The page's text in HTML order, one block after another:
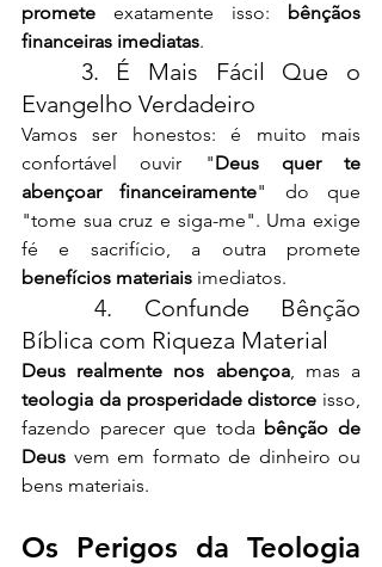
promete exatamente isso: bênçãos
financeiras imediatas.
Evangelho Verdadeiro
Vamos ser honestos: é muito mais
confortável ouvir "Deus quer te
abençoar financeiramente" do que
"tome sua cruz e siga-me". Uma exige
benefícios materiais imediatos.
	4. Confunde Bênção
Bíblica com Riqueza Material
Deus realmente nos abençoa
teologia da prosperidade distorce isso,
fazendo parecer que toda bênção de
Deus vem em formato de dinheiro ou
bens materiais.
Os Perigos da Teologia